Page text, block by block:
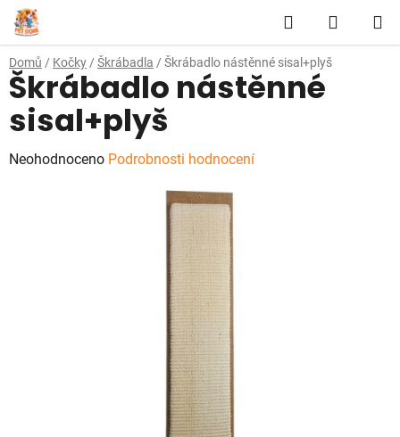
Přejít
na
obsah
Hledat
KOŠÍK
Domů / Kočky / Škrábadla / Škrábadlo nástěnné sisal+plyš
Škrábadlo nástěnné
sisal+plyš
Průměrné
Neohodnoceno Podrobnosti hodnocení